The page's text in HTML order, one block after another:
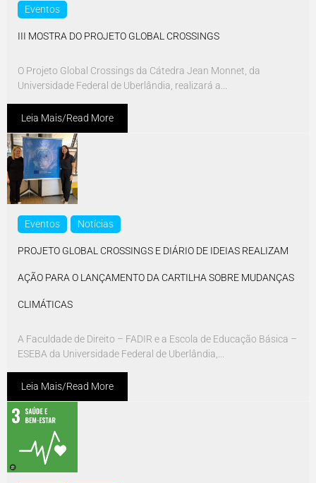
Eventos
III MOSTRA DO PROJETO GLOBAL CROSSINGS
O Projeto Global Crossings da Cátedra Jean Monnet, da
Universidade Federal de Uberlândia, realizará a...
Leia Mais/Read More
Eventos Notícias
PROJETO GLOBAL CROSSINGS E DIÁRIO DE IDEIAS REALIZAM
AÇÃO PARA O LANÇAMENTO DA CARTILHA SOBRE MUDANÇAS
CLIMÁTICAS
A Faculdade de Direito – FADIR e a Escola de Educação Básica –
ESEBA da Universidade Federal de Uberlândia,...
Leia Mais/Read More